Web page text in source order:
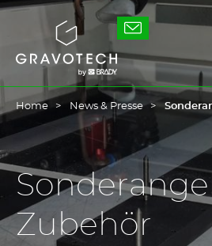
Skip
Gravotech
Home News & Presse
Zubehör